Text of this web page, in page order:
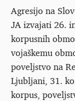
Agresijo na
JA izvajati 26.
korpusnih
vojaškemu
poveljstvo na
Ljubljani, 31.
korpus,